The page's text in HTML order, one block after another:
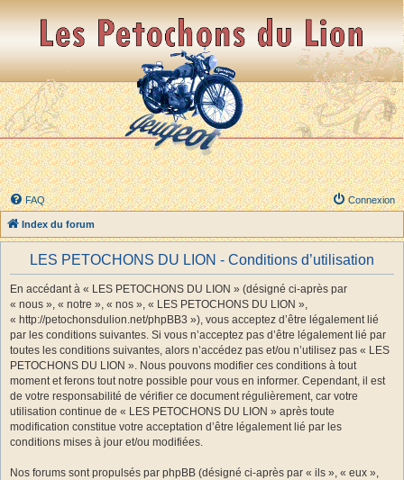
FAQ Connexion
Index du forum
LES PETOCHONS DU LION - Conditions d’utilisation
En accédant à « LES PETOCHONS DU LION » (désigné ci-après par
« nous », « notre », « nos », « LES PETOCHONS DU LION »,
« http://petochonsdulion.net/phpBB3 »), vous acceptez d’être légalement lié
par les conditions suivantes. Si vous n’acceptez pas d’être légalement lié par
toutes les conditions suivantes, alors n’accédez pas et/ou n’utilisez pas « LES
PETOCHONS DU LION ». Nous pouvons modifier ces conditions à tout
moment et ferons tout notre possible pour vous en informer. Cependant, il est
de votre responsabilité de vérifier ce document régulièrement, car votre
utilisation continue de « LES PETOCHONS DU LION » après toute
modification constitue votre acceptation d’être légalement lié par les
conditions mises à jour et/ou modifiées.
Nos forums sont propulsés par phpBB (désigné ci-après par « ils », « eux »,